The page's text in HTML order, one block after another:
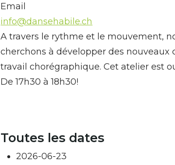
Email
info@dansehabile.ch
A travers le rythme et le mouvement,
cherchons à développer des
travail chorégraphique. Cet atelier est
De 17h30 à 18h30!
Toutes les dates
2026-06-23